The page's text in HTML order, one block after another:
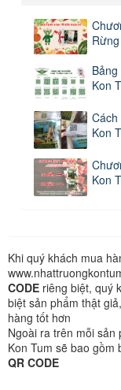
Rừng
Kon
Cách
Kon
Kon
Khi quý khách mua
CODE riêng biệt, quý
biệt sản phẩm thật
hàng tốt hơn
Ngoài ra trên mỗi
Kon Tum sẽ bao gồm
QR CODE